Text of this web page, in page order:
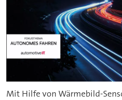
Mit Hilfe von Wärmebild-